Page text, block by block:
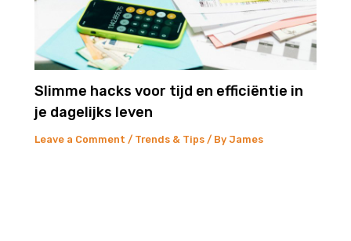
Slimme hacks voor tijd en efficiëntie in
je dagelijks leven
Leave a Comment / Trends & Tips / ByJames